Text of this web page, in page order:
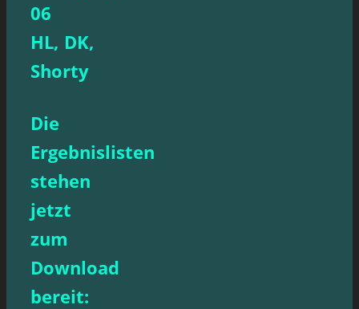
06
HL, DK,
Shorty
Die
Ergebnislisten
stehen
jetzt
zum
Download
bereit: